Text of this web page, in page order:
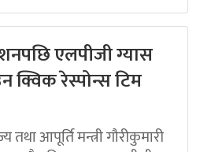
एलपीजी ग्यास
क्विक रेस्पोन्स टिम
तथा आपूर्ति मन्त्री गौरीकुमारी